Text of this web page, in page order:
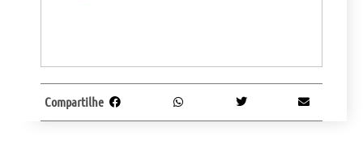
Compartilhe